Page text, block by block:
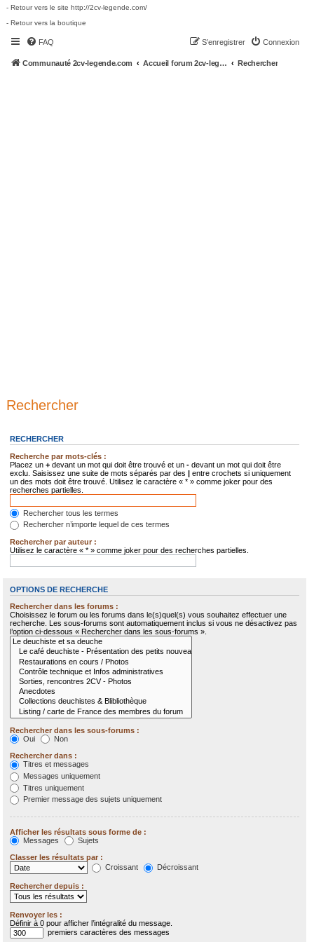
- Retour vers le site http://2cv-legende.com/
- Retour vers la boutique
FAQ Connexion
S’enregistrer
Communauté 2cv-legende.com Accueil forum 2cv-legende.com Rechercher
Rechercher
RECHERCHER
Recherche par mots-clés :
Placez un + devant un mot qui doit être trouvé et un - devant un mot qui doit être
exclu. Saisissez une suite de mots séparés par des | entre crochets si uniquement
un des mots doit être trouvé. Utilisez le caractère « * » comme joker pour des
recherches partielles.
Rechercher tous les termes
Rechercher n’importe lequel de ces termes
Rechercher par auteur :
Utilisez le caractère « * » comme joker pour des recherches partielles.
OPTIONS DE RECHERCHE
Rechercher dans les forums :
Choisissez le forum ou les forums dans le(s)quel(s) vous souhaitez effectuer une
recherche. Les sous-forums sont automatiquement inclus si vous ne désactivez pas
l’option ci-dessous « Rechercher dans les sous-forums ».
Rechercher dans les sous-forums :
Oui
Non
Rechercher dans :
Titres et messages
Messages uniquement
Titres uniquement
Premier message des sujets uniquement
Afficher les résultats sous forme de :
Messages
Sujets
Classer les résultats par :
Croissant
Décroissant
Rechercher depuis :
Renvoyer les :
Définir à 0 pour afficher l’intégralité du message.
premiers caractères des messages